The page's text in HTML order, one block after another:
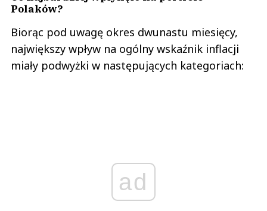
Polaków?
Biorąc pod uwagę okres dwunastu miesięcy,
największy wpływ na ogólny wskaźnik inflacji
miały podwyżki w następujących kategoriach:
ad